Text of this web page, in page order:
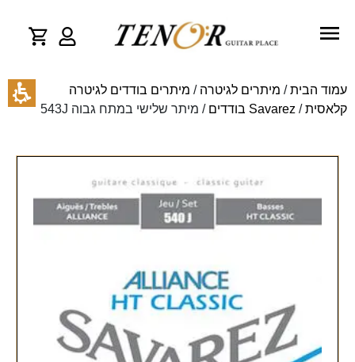
עמוד הבית/ מיתרים לגיטרה / מיתרים בודדים לגיטרה
קלאסית/ Savarez בודדים / מיתר שלישי במתח גבוה 543J